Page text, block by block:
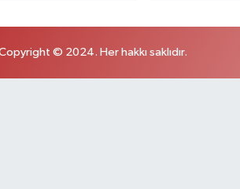
© 2024. Her hakkı saklıdır.